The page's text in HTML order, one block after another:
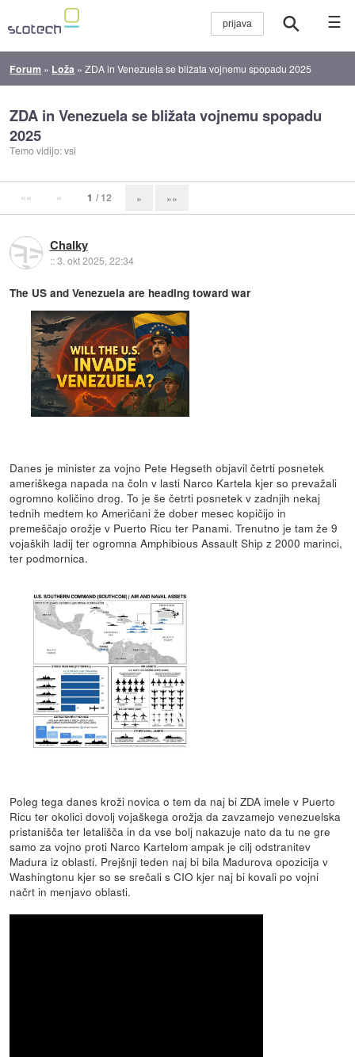
☰
Forum » Loža »ZDA in Venezuela se bližata vojnemu spopadu 2025
ZDA in Venezuela se bližata vojnemu spopadu
2025
Temo vidijo: vsi
«« « 1 / 12 » »»
Chalky
::3. okt 2025, 22:34
The US and Venezuela are heading toward war
Danes je minister za vojno Pete Hegseth objavil četrti posnetek
ameriškega napada na čoln v lasti Narco Kartela kjer so prevažali
ogromno količino drog. To je še četrti posnetek v zadnjih nekaj
tednih medtem ko Američani že dober mesec kopičijo in
premeščajo orožje v Puerto Ricu ter Panami. Trenutno je tam že 9
vojaških ladij ter ogromna Amphibious Assault Ship z 2000 marinci,
ter podmornica.
Poleg tega danes kroži novica o tem da naj bi ZDA imele v Puerto
Ricu ter okolici dovolj vojaškega orožja da zavzamejo venezuelska
pristanišča ter letališča in da vse bolj nakazuje nato da tu ne gre
samo za vojno proti Narco Kartelom ampak je cilj odstranitev
Madura iz oblasti. Prejšnji teden naj bi bila Madurova opozicija v
Washingtonu kjer so se srečali s CIO kjer naj bi kovali po vojni
načrt in menjavo oblasti.